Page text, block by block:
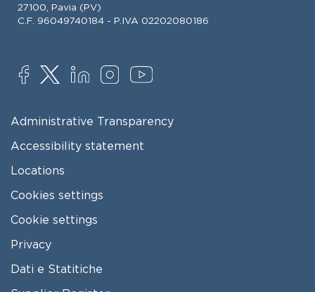
27100, Pavia (PV)
C.F. 96049740184 - P.IVA 02202080186
SOCIAL
FOOTER MENU
Administrative Transparency
Accessibility statement
Locations
Cookies settings
Cookie settings
Privacy
Dati e Statitiche